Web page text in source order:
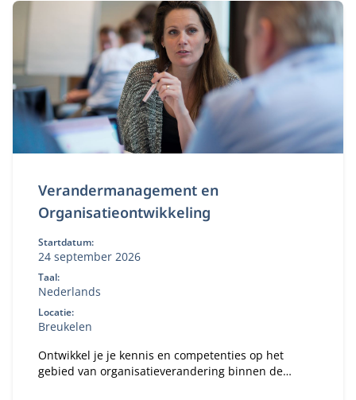
Verandermanagement en
Organisatieontwikkeling
Startdatum:
24 september 2026
Taal:
Nederlands
Locatie:
Breukelen
Ontwikkel je je kennis en competenties op het
gebied van organisatieverandering binnen de